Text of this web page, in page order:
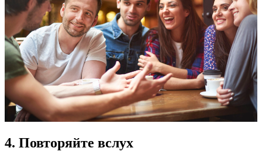
4. Повторяйте вслух